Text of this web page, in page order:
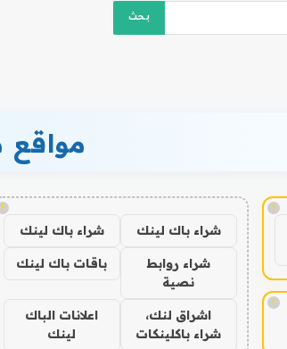
!
!
!
شراء باك لينك شراء باك لينك
شراء روابط
نصية
باقات باك لينك
اشراق لنك،
شراء باكلينكات
اعلانات الباك
لينك